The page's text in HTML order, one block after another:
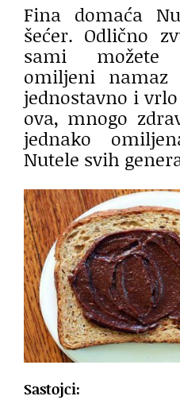
Fina domaća
šećer. Odlično
sami možete
omiljeni
jednostavno i
ova, mnogo
jednako
Nutele svih
Sastojci: